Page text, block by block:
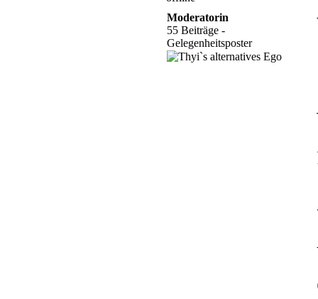
Moderatorin
55 Beiträge -
Gelegenheitsposter